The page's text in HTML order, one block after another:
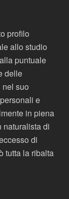
profilo
allo studio
puntuale
delle
suo
e
in piena
naturalista di
di
tutta la ribalta